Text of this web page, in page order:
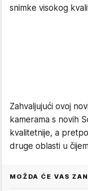
snimke visokog
Zahvaljujući ovoj
kamerama s novih
kvalitetnije, a
druge oblasti u
MOŽDA ĆE VAS